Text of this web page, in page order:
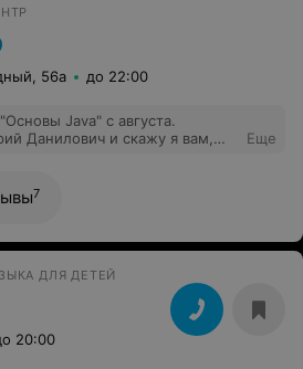
центре "Новое
спасибо!
56а до 22:00
Java" c августа.
Данилович и скажу я вам,
- советую идти
на все вопросы ответит, а
контачить между уроками.
проекту получит ответ.
и практика.Самая
вещей. В общем и целом -
советую идти к Юрию.
- всегда главное. Если
хорошими джунами :)
тоже нужно)
Еще
7
ДЛЯ ДЕТЕЙ
20:00